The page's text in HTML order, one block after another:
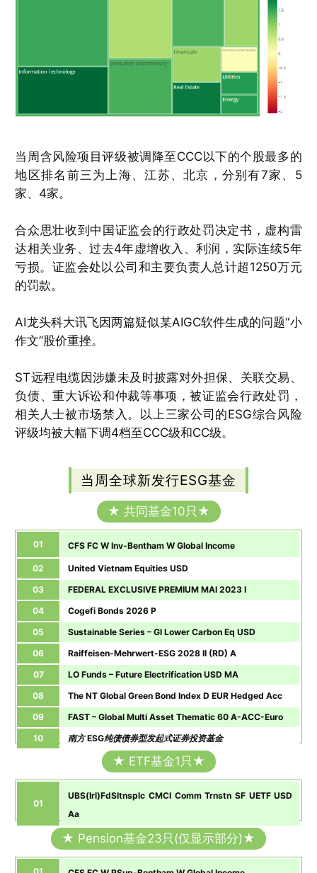
当周含风险项目评级被调降至CCC以下的个股最多的
地区排名前三为上海、江苏、北京，分别有7家、5
家、4家。
合众思壮收到中国证监会的行政处罚决定书，虚构雷
达相关业务、过去4年虚增收入、利润，实际连续5年
亏损。证监会处以公司和主要负责人总计超1250万元
的罚款。
AI龙头科大讯飞因两篇疑似某AIGC软件生成的问题“小
作文”股价重挫。
ST远程电缆因涉嫌未及时披露对外担保、关联交易、
负债、重大诉讼和仲裁等事项，被证监会行政处罚，
相关人士被市场禁入。以上三家公司的ESG综合风险
评级均被大幅下调4档至CCC级和CC级。
当周全球新发行ESG基金
★ 共同基金10只★
01 CFS FC W Inv-Bentham W Global Income
02
United Vietnam Equities USD
03
FEDERAL EXCLUSIVE PREMIUM MAI 2023 I
04
Cogefi Bonds 2026 P
05
Sustainable Series – Gl Lower Carbon Eq USD
06
Raiffeisen-Mehrwert-ESG 2028 II (RD) A
07
LO Funds – Future Electrification USD MA
08
The NT Global Green Bond Index D EUR Hedged Acc
09
FAST – Global Multi Asset Thematic 60 A-ACC-Euro
10
南方 ESG纯债债券型发起式证券投资基金
★ ETF基金1只★
01
UBS(Irl)FdSltnsplc CMCI Comm Trnstn SF UETF USD
Aa
★ Pension基金23只(仅显示部分)★